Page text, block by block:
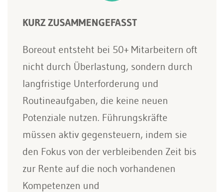
KURZ ZUSAMMENGEFASST
Boreout entsteht bei 50+ Mitarbeitern oft
nicht durch Überlastung, sondern durch
langfristige Unterforderung und
Routineaufgaben, die keine neuen
Potenziale nutzen. Führungskräfte
müssen aktiv gegensteuern, indem sie
den Fokus von der verbleibenden Zeit bis
zur Rente auf die noch vorhandenen
Kompetenzen und